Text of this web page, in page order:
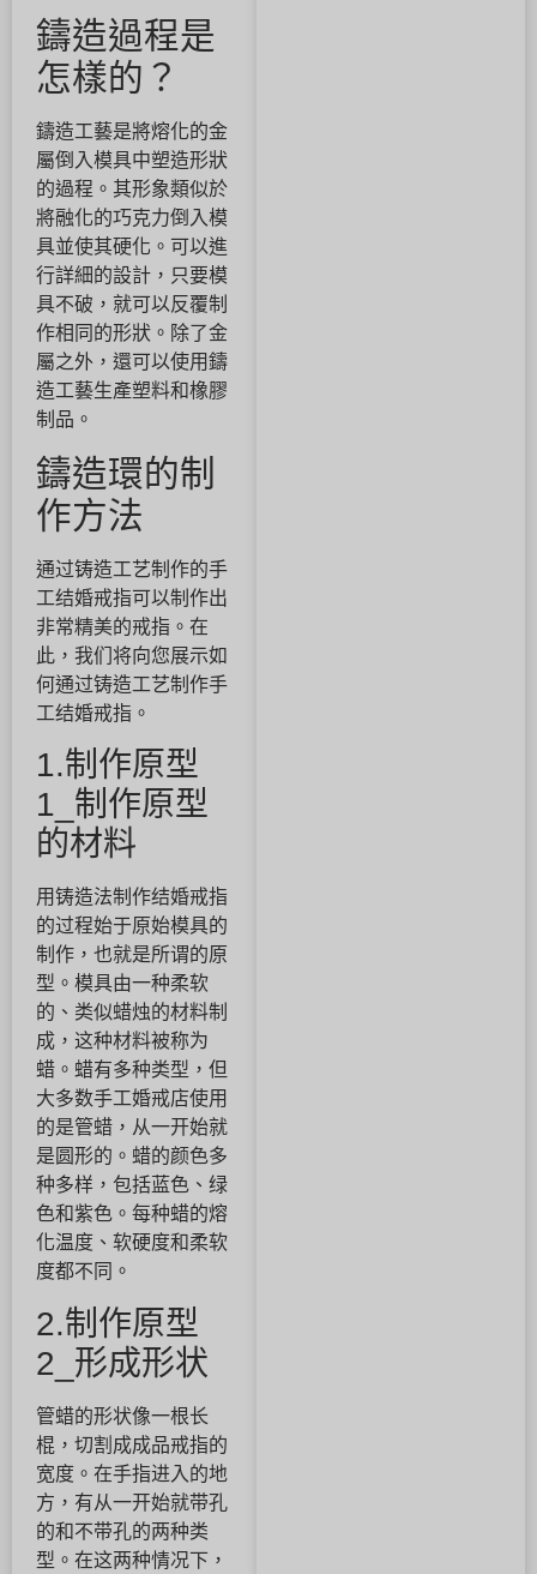
鑄造過程是
怎樣的？
鑄造工藝是將熔化的金
屬倒入模具中塑造形狀
的過程。其形象類似於
將融化的巧克力倒入模
具並使其硬化。可以進
行詳細的設計，只要模
具不破，就可以反覆制
作相同的形狀。除了金
屬之外，還可以使用鑄
造工藝生產塑料和橡膠
制品。
鑄造環的制
作方法
通过铸造工艺制作的手
工结婚戒指可以制作出
非常精美的戒指。在
此，我们将向您展示如
何通过铸造工艺制作手
工结婚戒指。
1.制作原型
1_制作原型
的材料
用铸造法制作结婚戒指
的过程始于原始模具的
制作，也就是所谓的原
型。模具由一种柔软
的、类似蜡烛的材料制
成，这种材料被称为
蜡。蜡有多种类型，但
大多数手工婚戒店使用
的是管蜡，从一开始就
是圆形的。蜡的颜色多
种多样，包括蓝色、绿
色和紫色。每种蜡的熔
化温度、软硬度和柔软
度都不同。
2.制作原型
2_形成形状
管蜡的形状像一根长
棍，切割成成品戒指的
宽度。在手指进入的地
方，有从一开始就带孔
的和不带孔的两种类
型。在这两种情况下，